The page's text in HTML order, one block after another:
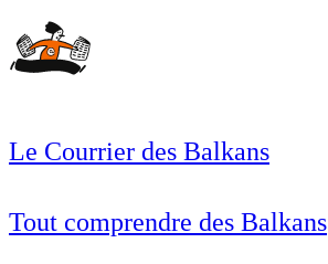
Le Courrier des Balkans
Tout comprendre des Balkans